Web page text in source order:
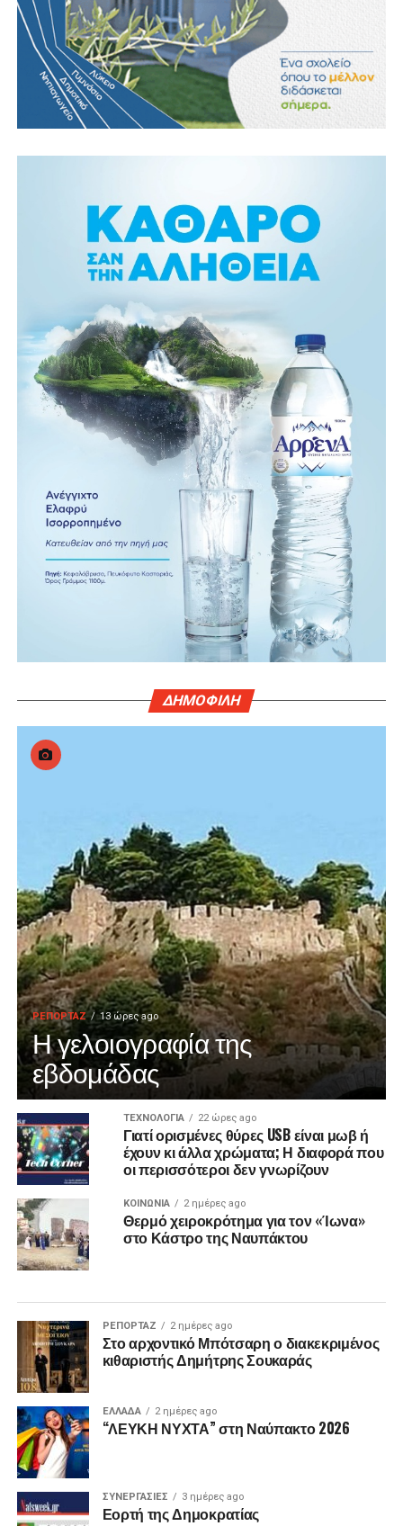
ΔΗΜΟΦΙΛΗ
ΡΕΠΟΡΤΑΖ 13 ώρες ago
Η γελοιογραφία της
εβδομάδας
ΤΕΧΝΟΛΟΓΙΑ 22 ώρες ago
Γιατί ορισμένες θύρες USB είναι μωβ ή
έχουν κι άλλα χρώματα; Η διαφορά που
οι περισσότεροι δεν γνωρίζουν
ΚΟΙΝΩΝΙΑ 2 ημέρες ago
Θερμό χειροκρότημα για τον «Ίωνα»
στο Κάστρο της Ναυπάκτου
ΡΕΠΟΡΤΑΖ 2 ημέρες ago
Στο αρχοντικό Μπότσαρη ο διακεκριμένος
κιθαριστής Δημήτρης Σουκαράς
ΕΛΛΑΔΑ 2 ημέρες ago
“ΛΕΥΚΗ ΝΥΧΤΑ” στη Ναύπακτο 2026
ΣΥΝΕΡΓΑΣΙΕΣ 3 ημέρες ago
Εορτή της Δημοκρατίας